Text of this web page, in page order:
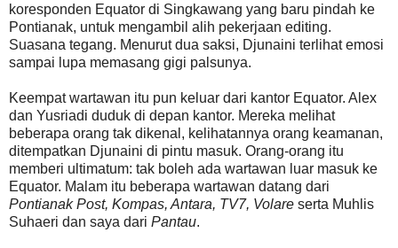
koresponden Equator di Singkawang yang baru pindah ke
Pontianak, untuk mengambil alih pekerjaan editing.
Suasana tegang. Menurut dua saksi, Djunaini terlihat emosi
sampai lupa memasang gigi palsunya.
Keempat wartawan itu pun keluar dari kantor Equator. Alex
dan Yusriadi duduk di depan kantor. Mereka melihat
beberapa orang tak dikenal, kelihatannya orang keamanan,
ditempatkan Djunaini di pintu masuk. Orang-orang itu
memberi ultimatum: tak boleh ada wartawan luar masuk ke
Equator. Malam itu beberapa wartawan datang dari
Pontianak Post, Kompas, Antara, TV7, Volare serta Muhlis
Suhaeri dan saya dari Pantau.